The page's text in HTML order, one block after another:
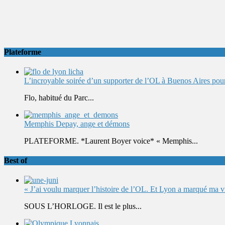
Plateforme
L’incroyable soirée d’un supporter de l’OL à Buenos Aires
Flo, habitué du Parc...
Memphis Depay, ange et démons
PLATEFORME. *Laurent Boyer voice* « Memphis...
Best of
« J’ai voulu marquer l’histoire de l’OL. Et Lyon a marqué ma
SOUS L’HORLOGE. Il est le plus...